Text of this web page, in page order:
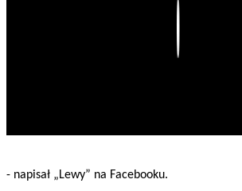
- napisał „Lewy” na Facebooku.